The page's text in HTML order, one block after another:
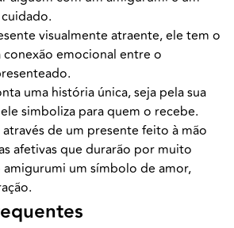
visualmente atraente, ele tem o
emocional entre o
uma história única, seja pela sua
simboliza para quem o recebe.
de um presente feito à mão
afetivas que durarão por muito
um símbolo de amor,